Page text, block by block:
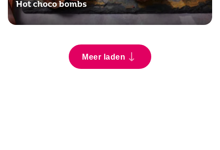
Hot choco bombs
Meer laden